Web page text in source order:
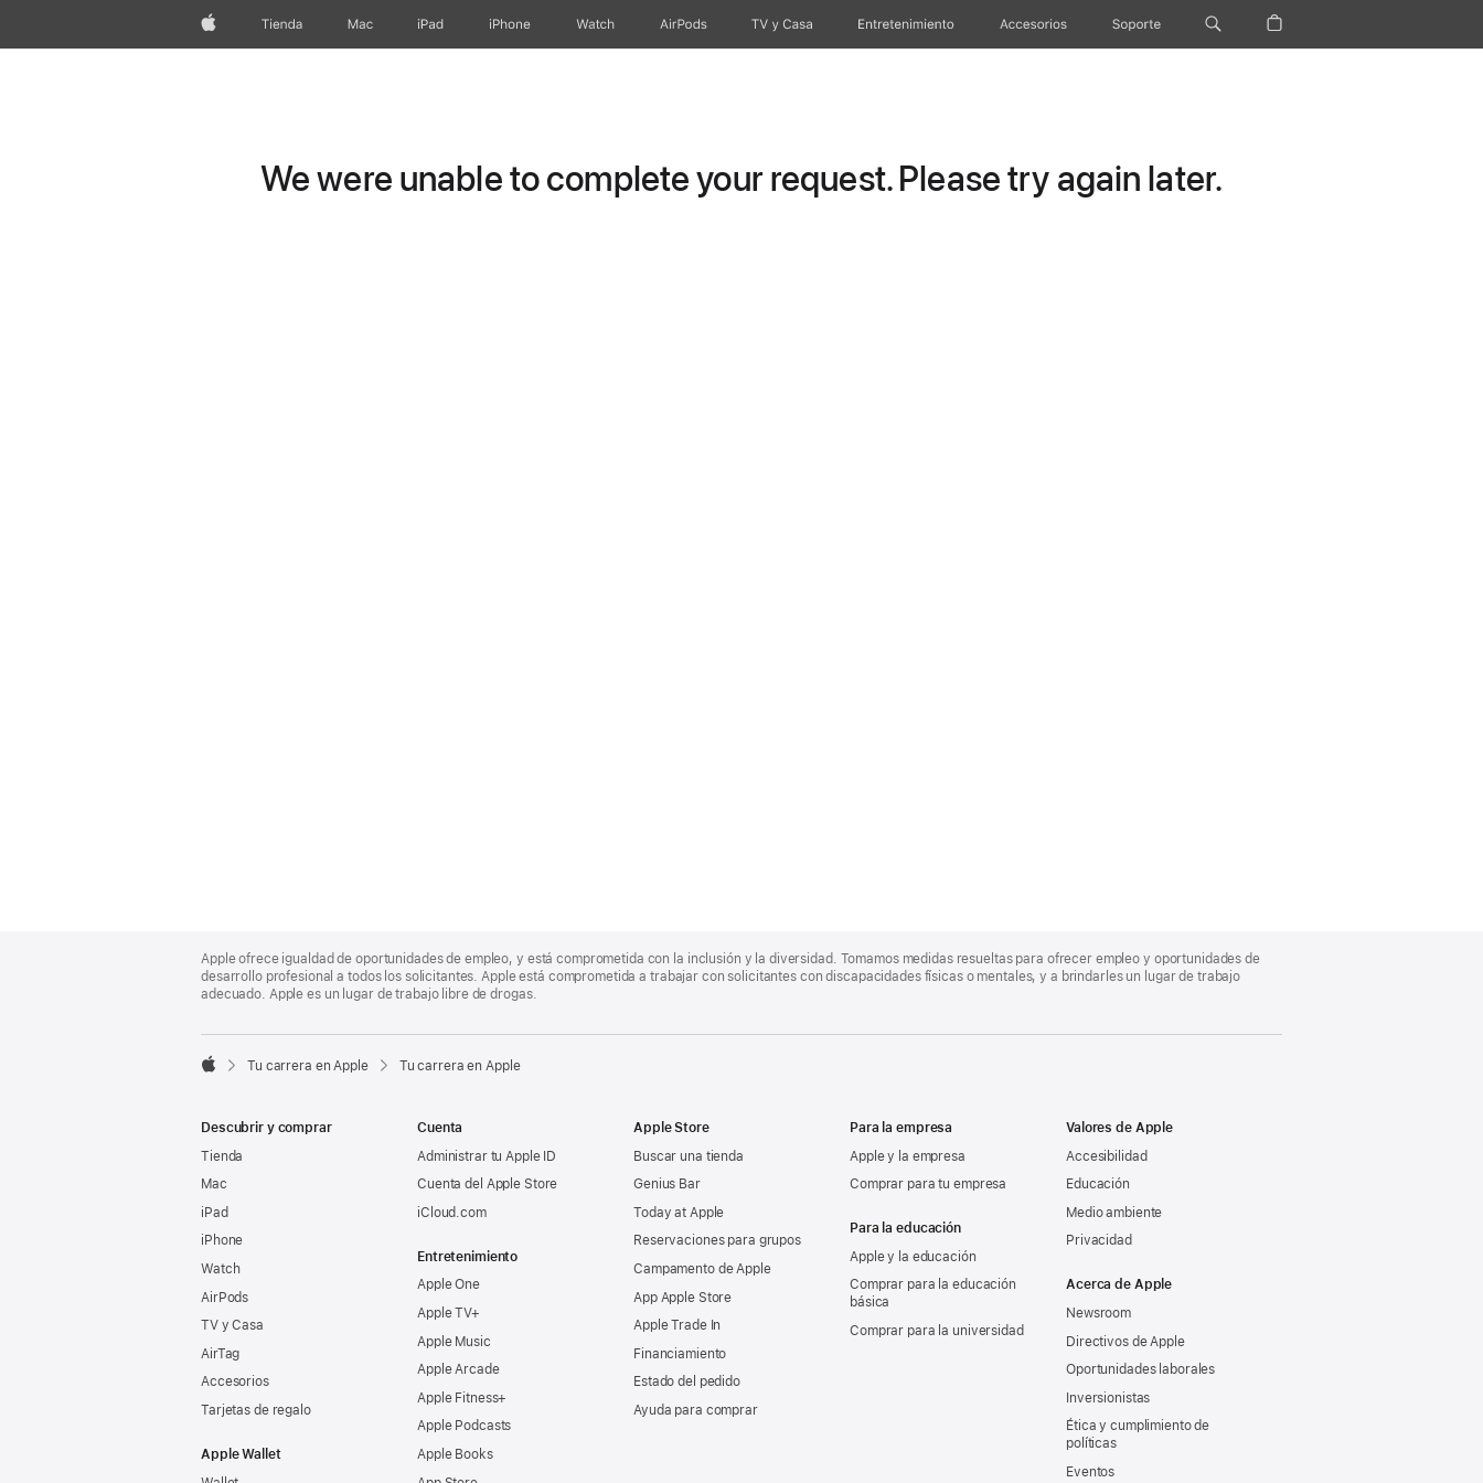
AppleTienda Mac iPad iPhone Watch AirPods TV & Casa Entretenimiento Accesorios Soporte
We were unable to complete your request. Please try again later.
Footer
Apple ofrece igualdad de oportunidades de empleo, y está comprometida con la inclusión y la diversidad. Tomamos medidas resueltas para ofrecer empleo y oportunidades de
desarrollo profesional a todos los solicitantes. Apple está comprometida a trabajar con solicitantes con discapacidades físicas o mentales, y a brindarles un lugar de trabajo
adecuado. Apple es un lugar de trabajo libre de drogas.

Tu carrera en Apple Tu carrera en Apple
Descubrir y comprar
Tienda
Mac
iPad
iPhone
Watch
AirPods
TV y Casa
AirTag
Accesorios
Tarjetas de regalo
Apple Wallet
Cuenta
Administrar tu Apple ID
Cuenta del Apple Store
iCloud.com
Entretenimiento
Apple One
Apple TV+
Apple Music
Apple Arcade
Apple Fitness+
Apple Podcasts
Apple Books
Apple Store
Buscar una tienda
Genius Bar
Today at Apple
Reservaciones para grupos
Campamento de Apple
App Apple Store
Apple Trade In
Financiamiento
Estado del pedido
Ayuda para comprar
Para la empresa
Apple y la empresa
Comprar para tu empresa
Para la educación
Apple y la educación
Comprar para la educación
básica
Comprar para la universidad
Valores de Apple
Accesibilidad
Educación
Medio ambiente
Privacidad
Acerca de Apple
Newsroom
Directivos de Apple
Oportunidades laborales
Inversionistas
Ética y cumplimiento de
políticas
Eventos